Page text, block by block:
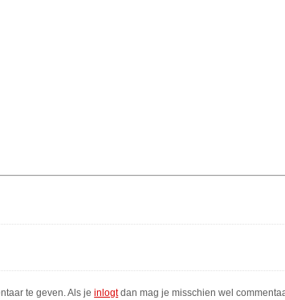
te geven. Als jeinlogtdan mag je misschien wel